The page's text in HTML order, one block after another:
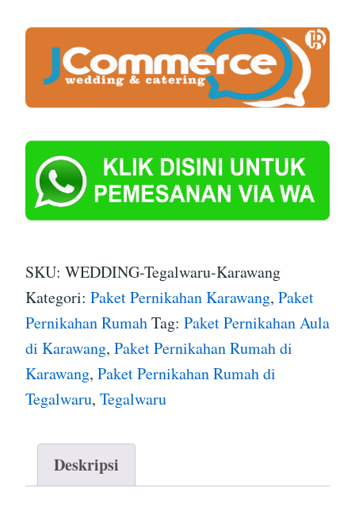
SKU: WEDDING-Tegalwaru-Karawang
Kategori: Paket Pernikahan Karawang, Paket
Pernikahan RumahTag: Paket Pernikahan Aula
di Karawang, Paket Pernikahan Rumah di
Karawang, Paket Pernikahan Rumah di
Tegalwaru, Tegalwaru
Deskripsi